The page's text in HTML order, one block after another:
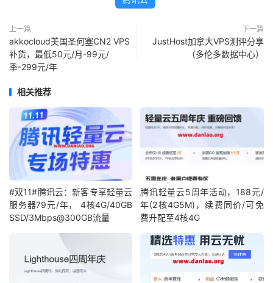
上一篇
akkocloud美国圣何塞CN2 VPS
补货，最低50元/月-99元/
季-299元/年
下一篇
JustHost加拿大VPS测评分享
（多伦多数据中心）
相关推荐
#双11#腾讯云：新客专享轻量云
服务器79元/年， 4核4G/40GB
SSD/3Mbps@300GB流量
腾讯轻量云5周年活动，188元/
年(2核4G5M)，续费同价/可免
费升配至4核4G